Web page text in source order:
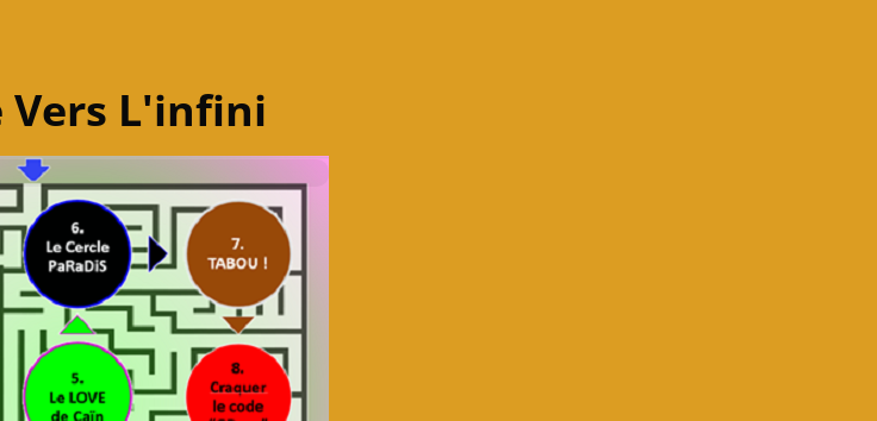
Vers L'infini